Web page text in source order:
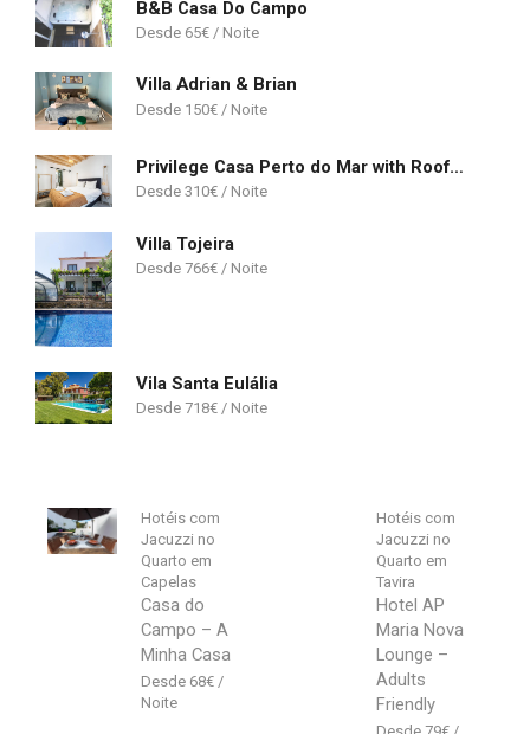
B&B Casa Do Campo
65€
Villa Adrian & Brian
150€
Privilege Casa Perto do Mar with Rooftop Jacuzzi
310€
Villa Tojeira
766€
Vila Santa Eulália
718€
Hotéis com
Jacuzzi no
Quarto em
Capelas
Casa do
Campo – A
Minha Casa
68€
Hotéis com
Jacuzzi no
Quarto em
Tavira
Hotel AP
Maria Nova
Lounge –
Adults
Friendly